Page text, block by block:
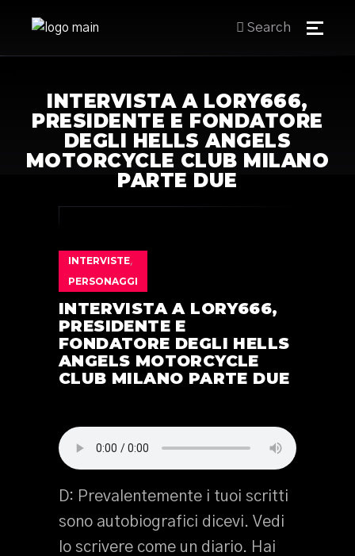
Search
INTERVISTA A LORY666,
PRESIDENTE E FONDATORE
DEGLI HELLS ANGELS
MOTORCYCLE CLUB MILANO
PARTE DUE
INTERVISTE,
PERSONAGGI
INTERVISTA A LORY666,
PRESIDENTE E
FONDATORE DEGLI HELLS
ANGELS MOTORCYCLE
CLUB MILANO PARTE DUE
D: Prevalentemente i tuoi scritti
sono autobiografici dicevi. Vedi
lo scrivere come un diario. Hai